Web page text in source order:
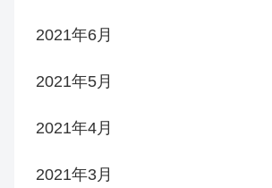
2021年6月
2021年5月
2021年4月
2021年3月